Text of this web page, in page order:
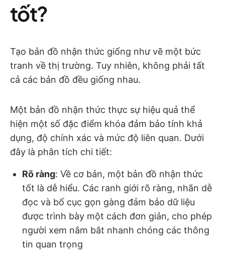
tốt?
Tạo bản đồ nhận thức giống như vẽ một bức
tranh về thị trường. Tuy nhiên, không phải tất
cả các bản đồ đều giống nhau.
Một bản đồ nhận thức thực sự hiệu quả thể
hiện một số đặc điểm khóa đảm bảo tính khả
dụng, độ chính xác và mức độ liên quan. Dưới
đây là phân tích chi tiết:
Rõ ràng: Về cơ bản, một bản đồ nhận thức
tốt là dễ hiểu. Các ranh giới rõ ràng, nhãn dễ
đọc và bố cục gọn gàng đảm bảo dữ liệu
được trình bày một cách đơn giản, cho phép
người xem nắm bắt nhanh chóng các thông
tin quan trọng